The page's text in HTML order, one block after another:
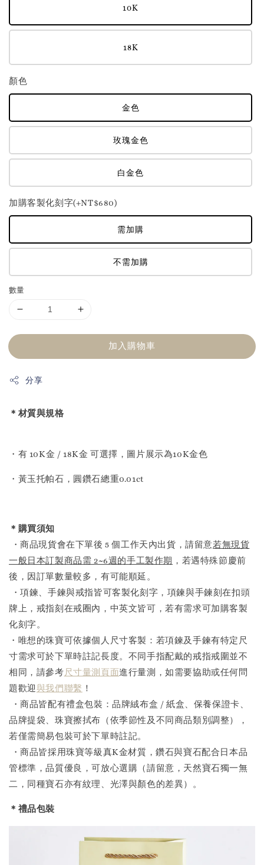
10K
18K
顏色
金色
玫瑰金色
白金色
加購客製化刻字(+NT$680)
需加購
不需加購
數量
加入購物車
分享
＊材質與規格
・有 10K金 / 18K金 可選擇，圖片展示為10K金色
・黃玉托帕石，圓鑽石總重0.01ct
＊購買須知
・商品現貨會在下單後 5 個工作天內出貨，請留意若無現貨
一般日本訂製商品需 2~6週的手工製作期 ，若遇特殊節慶前
後，因訂單數量較多，有可能順延。
・項鍊、手鍊與戒指皆可客製化刻字，項鍊與手鍊刻在扣頭
牌上，戒指刻在戒圈內，中英文皆可，若有需求可加購客製
化刻字。
・唯想的珠寶可依據個人尺寸客製：若項鍊及手鍊有特定尺
寸需求可於下單時註記長度。不同手指配戴的戒指戒圍並不
相同，請參考尺寸量測頁面進行量測，如需要協助或任何問
題歡迎與我們聯繫 ！
・商品皆配有禮盒包裝：品牌絨布盒 / 紙盒、保養保證卡、
品牌提袋、珠寶擦拭布（依季節性及不同商品類別調整），
若僅需簡易包裝可於下單時註記。
・商品皆採用珠寶等級真K金材質，鑽石與寶石配合日本品
管標準，品質優良，可放心選購（請留意，天然寶石獨一無
二，同種寶石亦有紋理、光澤與顏色的差異）。
＊禮品包裝